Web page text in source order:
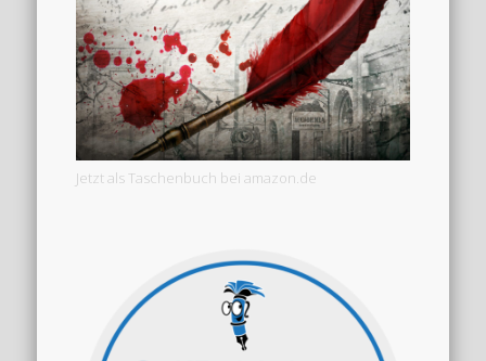
Jetzt als Taschenbuch bei amazon.de